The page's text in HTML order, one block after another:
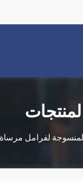
لفرامل مرساة